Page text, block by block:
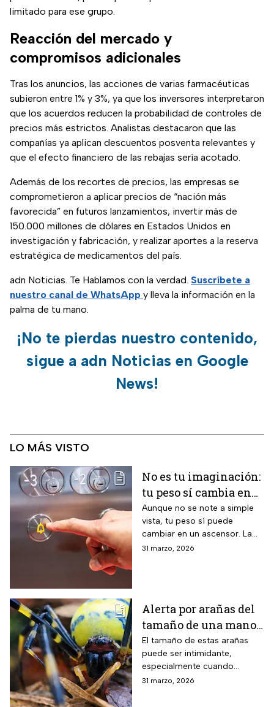
limitado para ese grupo.
Reacción del mercado y
compromisos adicionales
Tras los anuncios, las acciones de varias farmacéuticas
subieron entre 1% y 3%, ya que los inversores interpretaron
que los acuerdos reducen la probabilidad de controles de
precios más estrictos. Analistas destacaron que las
compañías ya aplican descuentos posventa relevantes y
que el efecto financiero de las rebajas sería acotado.
Además de los recortes de precios, las empresas se
comprometieron a aplicar precios de “nación más
favorecida” en futuros lanzamientos, invertir más de
150.000 millones de dólares en Estados Unidos en
investigación y fabricación, y realizar aportes a la reserva
estratégica de medicamentos del país.
adn Noticias. Te Hablamos con la verdad. Suscríbete a
nuestro canal de WhatsApp y lleva la información en la
palma de tu mano.
¡No te pierdas nuestro contenido,
sigue a adn Noticias en Google
News!
LO MÁS VISTO
No es tu imaginación:
tu peso sí cambia en
un ascensor y la
ciencia lo explica
Aunque no se note a simple
vista, tu peso sí puede
cambiar en un ascensor. La
ciencia explica por qué ocurre
31 marzo, 2026
Alerta por arañas del
tamaño de una mano
que invaden EUA
El tamaño de estas arañas
puede ser intimidante,
especialmente cuando
aparecen cerca de viviendas,
31 marzo, 2026